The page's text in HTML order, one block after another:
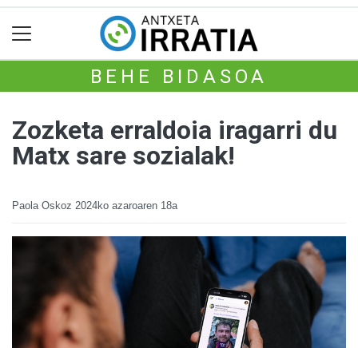
BEHE BIDASOA
Zozketa erraldoia iragarri du
Matx sare sozialak!
Paola Oskoz 2024ko azaroaren 18a